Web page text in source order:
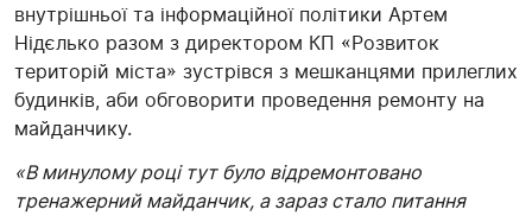
внутрішньої та інформаційної політики Артем
Нідєлько разом з директором КП «Розвиток
територій міста» зустрівся з мешканцями прилеглих
будинків, аби обговорити проведення ремонту на
майданчику.
«В минулому році тут було відремонтовано
тренажерний майданчик, а зараз стало питання